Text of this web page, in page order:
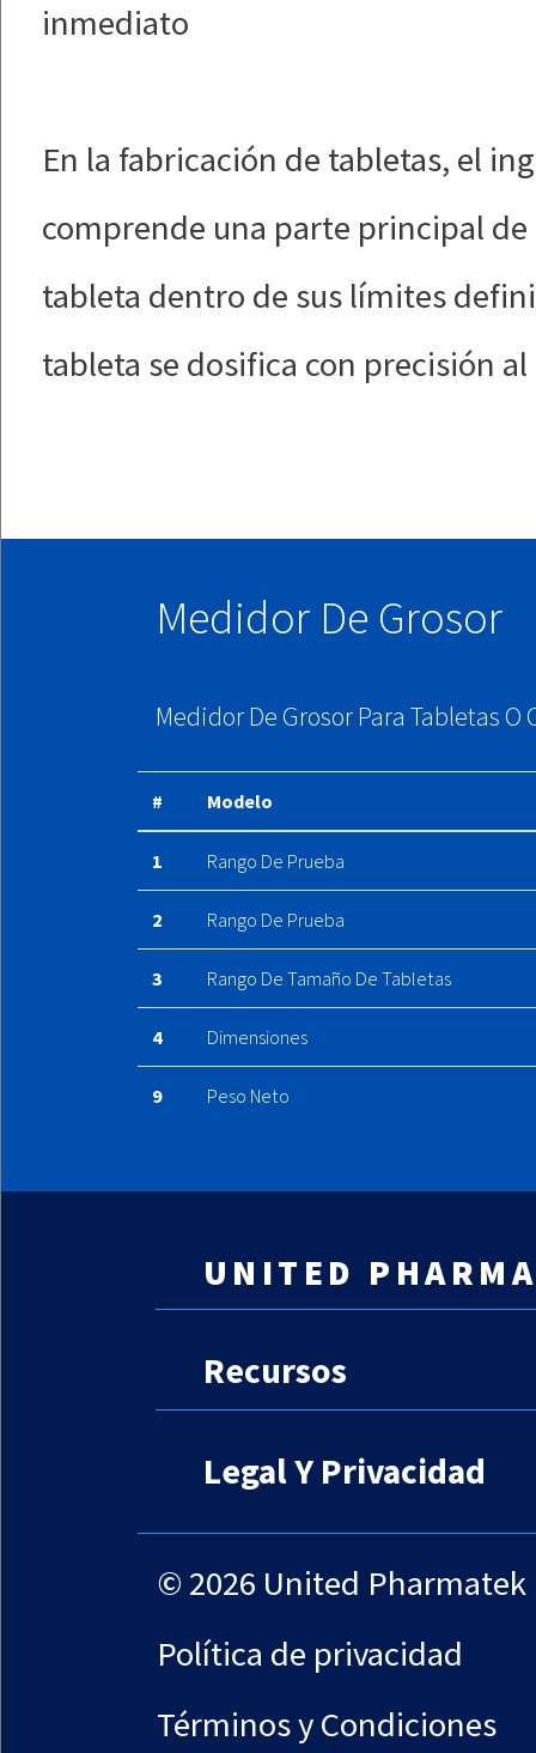
inmediato
En la fabricación de tabletas, el
comprende una parte principal
tableta dentro de sus límites
tableta se dosifica con precisión
Medidor De Grosor
Medidor De Grosor Para Tabletas O
# Modelo
1 Rango De Prueba
2 Rango De Prueba
3 Rango De Tamaño De Tabletas
4 Dimensiones
9 Peso Neto
UNITED
Lista De Clientes
Recursos
BASF&Colorcon
Legal Y Privacidad
Limitación De
Garantías Del Sitio
© Copyright
Política de privacidad
Términos y Condiciones